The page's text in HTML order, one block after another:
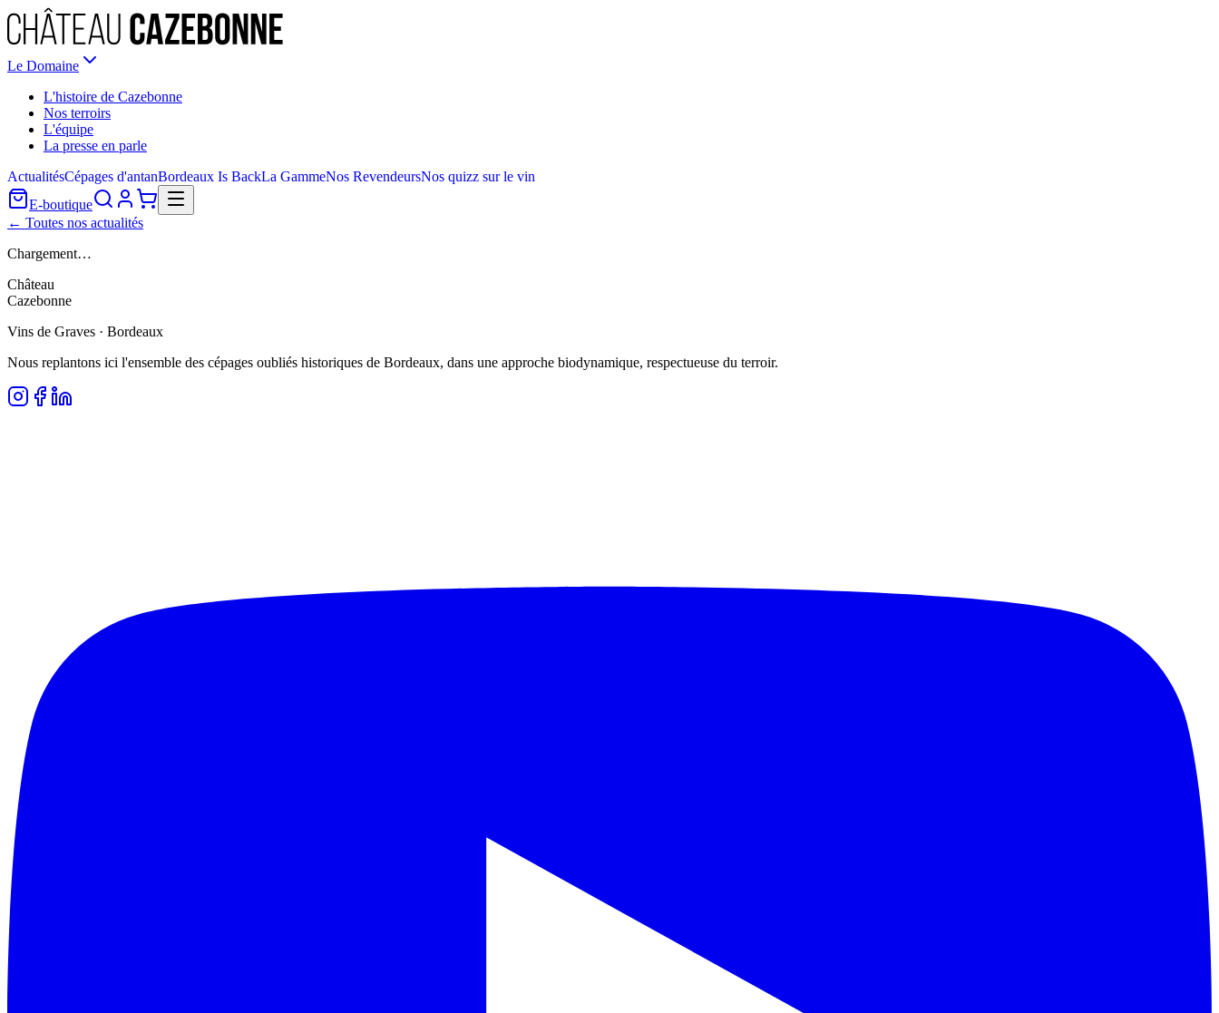
Le Domaine
L'histoire de Cazebonne
Nos terroirs
L'équipe
La presse en parle
ActualitésCépages d'antanBordeaux Is BackLa GammeNos RevendeursNos quizz sur le vin
E-boutique
← Toutes nos actualités
Chargement…
Château
Cazebonne
Vins de Graves · Bordeaux
Nous replantons ici l'ensemble des cépages oubliés historiques de Bordeaux, dans une approche biodynamique, respectueuse du terroir.